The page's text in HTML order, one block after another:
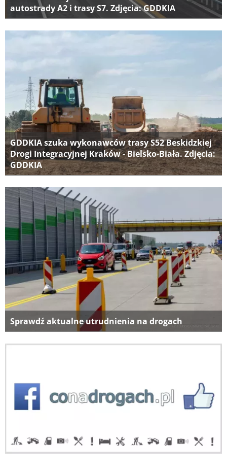
autostrady A2 i trasy S7. Zdjęcia: GDDKIA
GDDKIA szuka wykonawców trasy S52 Beskidzkiej
Drogi Integracyjnej Kraków - Bielsko-Biała. Zdjęcia:
GDDKIA
Sprawdź aktualne utrudnienia na drogach